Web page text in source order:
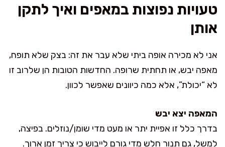
טעויות נפוצות במאפים ואיך לתקן
אותן
אני לא מכירה אופה ביתי שלא עבר את זה: בצק שלא תופח,
מאפה יבש, או תחתית שרופה. החדשות הטובות הן שלרוב זו
לא “יכולת”, אלא כמה כיוונים שאפשר לכוון.
המאפה יצא יבש
בדרך כלל זו אפיית יתר או מעט מדי שומן/נוזלים. בפיצה,
למשל, גם תנור חלש מדי גורם לייבוש כי צריך זמן ארוך.